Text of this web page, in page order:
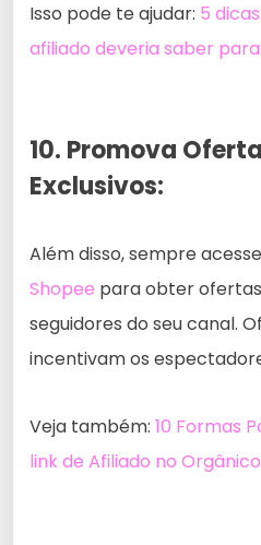
Isso pode te ajudar: 5
afiliado deveria saber
10. Promova
Exclusivos:
Além disso, sempre
Shopee para obter
seguidores do seu canal.
incentivam os
Veja também: 10 Formas
link de Afiliado no Orgânico